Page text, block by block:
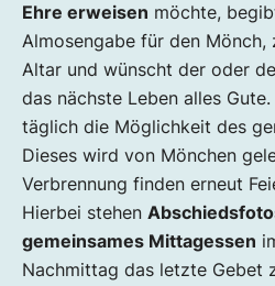
Ehre erweisen möchte,
Almosengabe für den Mönch,
Altar und wünscht der oder
das nächste Leben alles
täglich die Möglichkeit des
Dieses wird von Mönchen
Verbrennung finden erneut
Hierbei stehen
gemeinsames Mittagessen
Nachmittag das letzte Gebet